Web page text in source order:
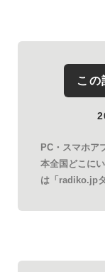
この
PC・スマホア
本全国どこに
は「radiko.jp